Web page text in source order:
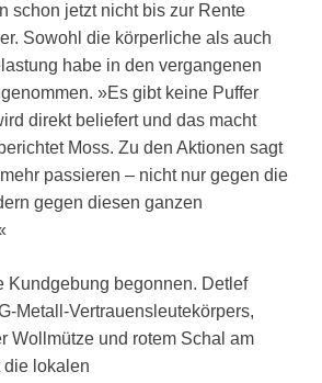
schon jetzt nicht bis zur Rente
Sowohl die körperliche als auch
habe in den vergangenen
»Es gibt keine Puffer
direkt beliefert und das macht
Moss. Zu den Aktionen sagt
passieren – nicht nur gegen die
gegen diesen ganzen
Kundgebung begonnen. Detlef
Metall-Vertrauensleutekörpers,
Wollmütze und rotem Schal am
die lokalen